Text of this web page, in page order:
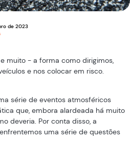
de2023
muito - a forma como dirigimos,
e nos colocar em risco.
série de eventos atmosféricos
que, embora alardeada há muito
deveria. Por conta disso, a
uma série de questões